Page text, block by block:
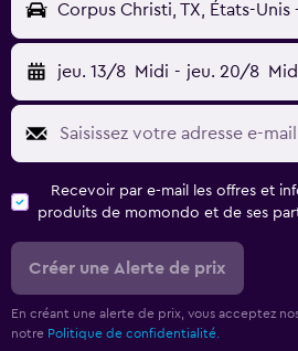
jeu. 13/8 Midi - jeu. 20/8
Recevoir par e-mail les offres et
produits de momondo et de ses
Créer une Alerte de prix
En créant une alerte de prix, vous acceptez
notre Politique de confidentialité.